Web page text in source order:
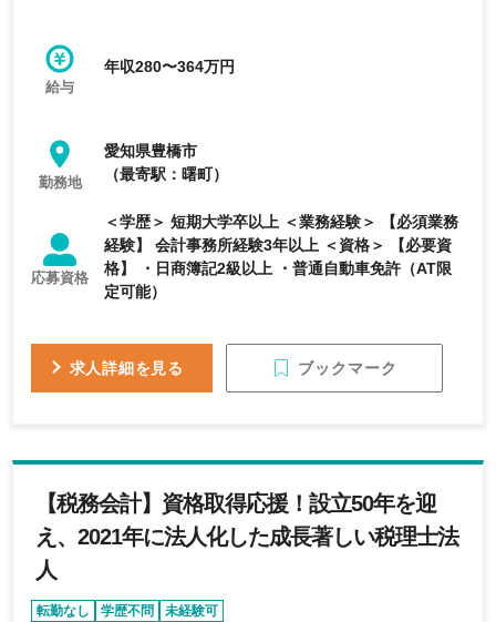
給与
年収280〜364万円
勤務地
愛知県豊橋市
（最寄駅：曙町）
応募資格
＜学歴＞ 短期大学卒以上 ＜業務経験＞ 【必須業務
経験】 会計事務所経験3年以上 ＜資格＞ 【必要資
格】 ・日商簿記2級以上 ・普通自動車免許（AT限
定可能）
求人詳細を見る ブックマーク
【税務会計】資格取得応援！設立50年を迎
え、2021年に法人化した成長著しい税理士法
人
転勤なし 学歴不問 未経験可